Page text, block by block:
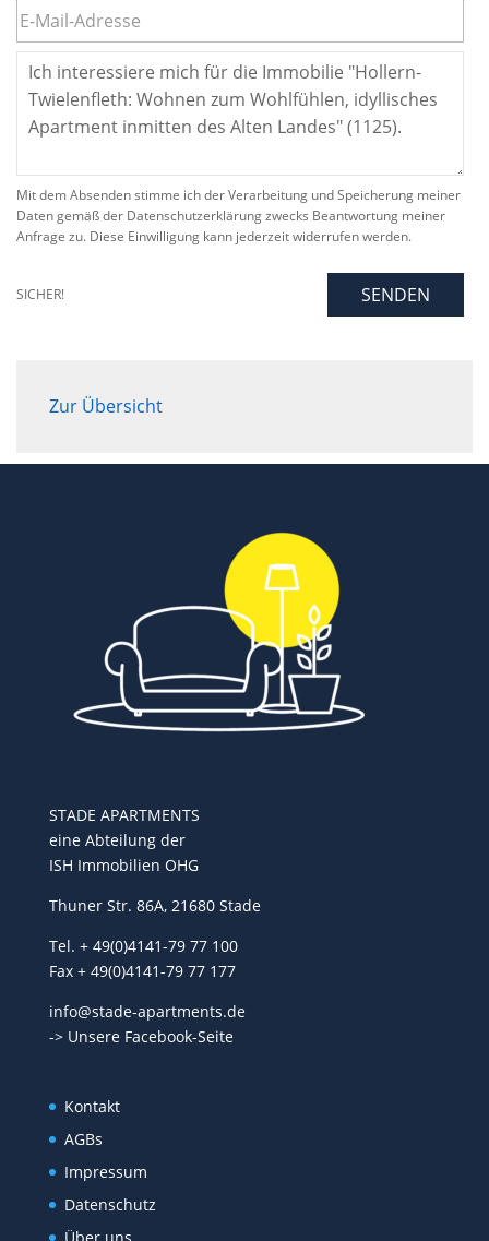
Mit dem Absenden stimme ich der Verarbeitung und Speicherung meiner
Daten gemäß der Datenschutzerklärung zwecks Beantwortung meiner
Anfrage zu. Diese Einwilligung kann jederzeit widerrufen werden.
SICHER! SENDEN
Zur Übersicht
STADE APARTMENTS
eine Abteilung der
ISH Immobilien OHG
Thuner Str. 86A, 21680 Stade
Tel. + 49(0)4141-79 77 100
Fax + 49(0)4141-79 77 177
info@stade-apartments.de
-> Unsere Facebook-Seite
Kontakt
AGBs
Impressum
Datenschutz